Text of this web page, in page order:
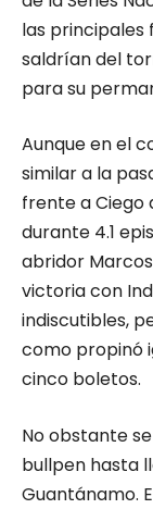
las principales
saldrían del
para su
Aunque en el
similar a la
frente a Ciego
durante 4.1
abridor
victoria con
indiscutibles,
como propinó
cinco boletos.
No obstante
bullpen hasta
Guantánamo.